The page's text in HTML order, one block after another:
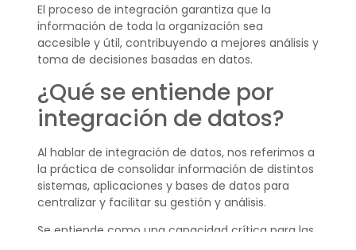
El proceso de integración garantiza que la
información de toda la organización sea
accesible y útil, contribuyendo a mejores análisis y
toma de decisiones basadas en datos.
¿Qué se entiende por
integración de datos?
Al hablar de integración de datos, nos referimos a
la práctica de consolidar información de distintos
sistemas, aplicaciones y bases de datos para
centralizar y facilitar su gestión y análisis.
Se entiende como una capacidad crítica para las